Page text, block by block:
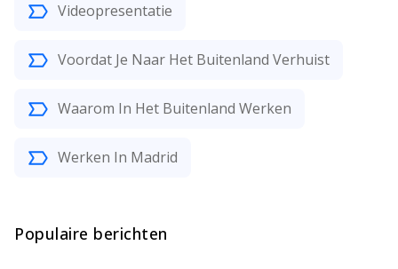
Videopresentatie
Voordat Je Naar Het Buitenland Verhuist
Waarom In Het Buitenland Werken
Werken In Madrid
Populaire berichten